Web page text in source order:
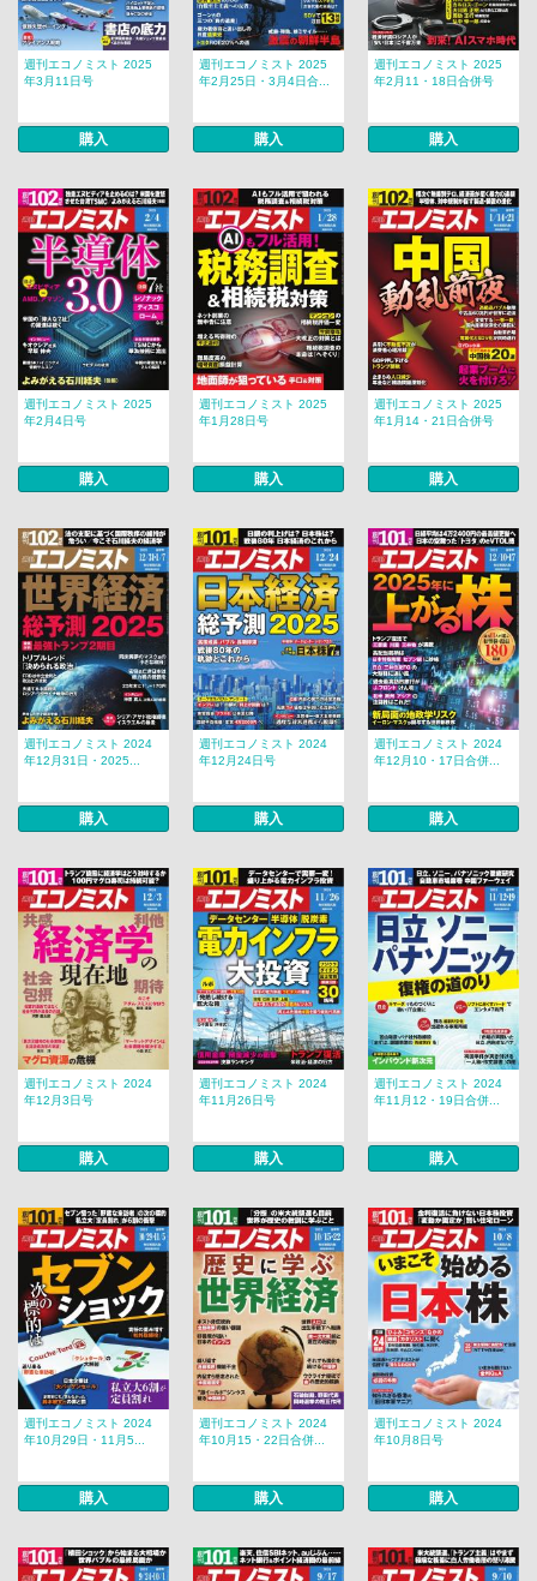
週刊エコノミスト 2025
年3月11日号
購入
週刊エコノミスト 2025
年2月25日・3月4日合...
購入
週刊エコノミスト 2025
年2月11・18日合併号
購入
週刊エコノミスト 2025
年2月4日号
購入
週刊エコノミスト 2025
年1月28日号
購入
週刊エコノミスト 2025
年1月14・21日合併号
購入
週刊エコノミスト 2024
年12月31日・2025...
購入
週刊エコノミスト 2024
年12月24日号
購入
週刊エコノミスト 2024
年12月10・17日合併...
購入
週刊エコノミスト 2024
年12月3日号
購入
週刊エコノミスト 2024
年11月26日号
購入
週刊エコノミスト 2024
年11月12・19日合併...
購入
週刊エコノミスト 2024
年10月29日・11月5...
購入
週刊エコノミスト 2024
年10月15・22日合併...
購入
週刊エコノミスト 2024
年10月8日号
購入